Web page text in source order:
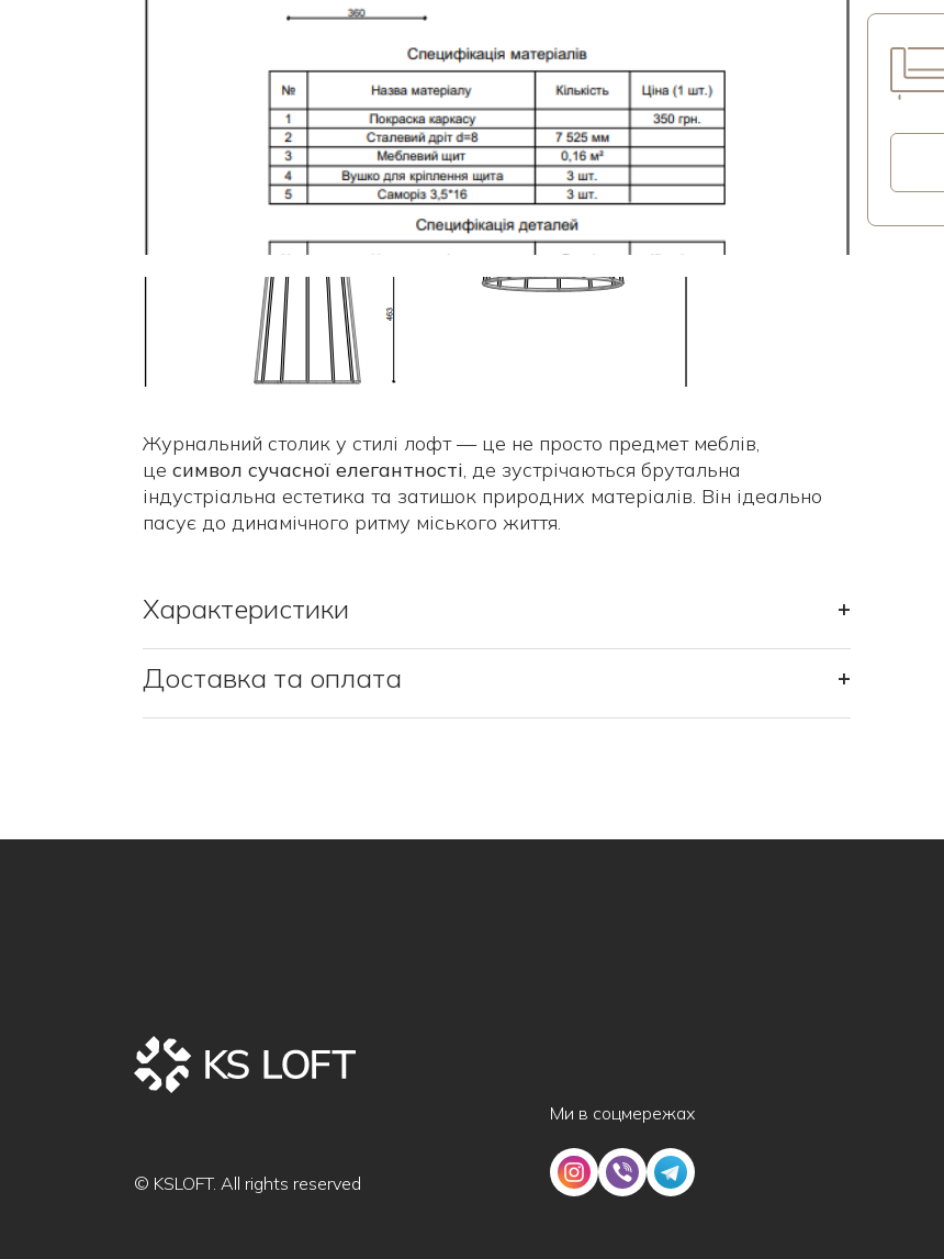
Журнальний столик у стилі лофт — це не просто предмет меблів,
це символ сучасної елегантності, де зустрічаються брутальна
індустріальна естетика та затишок природних матеріалів. Він ідеально
пасує до динамічного ритму міського життя.
Характеристики +
Доставка та оплата +
© KSLOFT. All rights reserved
Ми в соцмережах